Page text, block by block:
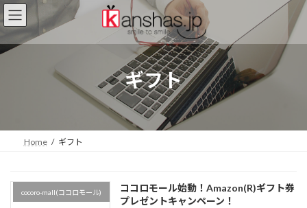
コ
ン
ン
プ
ナ
ビ
ー
動
ギフト
Home ギフト
cocoro-mall(ココロモール)
ココロモール始動！Amazon(R)ギフト券
プレゼントキャンペーン！